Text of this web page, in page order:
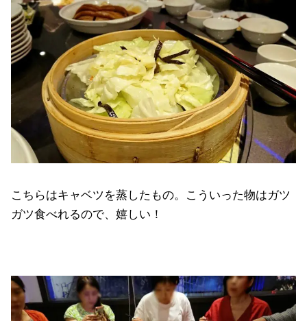
こちらはキャベツを蒸したもの。こういった物はガツ
ガツ食べれるので、嬉しい！